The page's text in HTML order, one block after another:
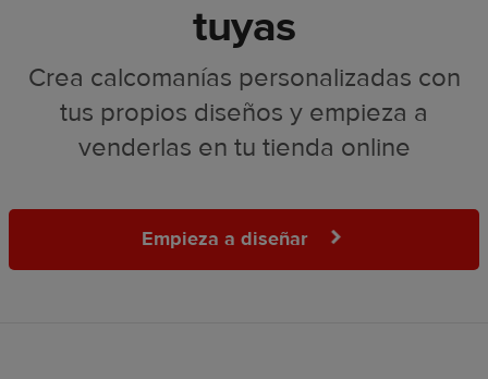
tuyas
Crea calcomanías personalizadas con
tus propios diseños y empieza a
venderlas en tu tienda online
Empieza a diseñar